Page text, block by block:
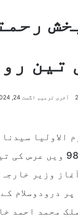
تین
آخری ترمیم اگست 24, 2024
الاولیا
رحمتہ اللہ علیہ
وزیر
درودوسلام
محمد احمد